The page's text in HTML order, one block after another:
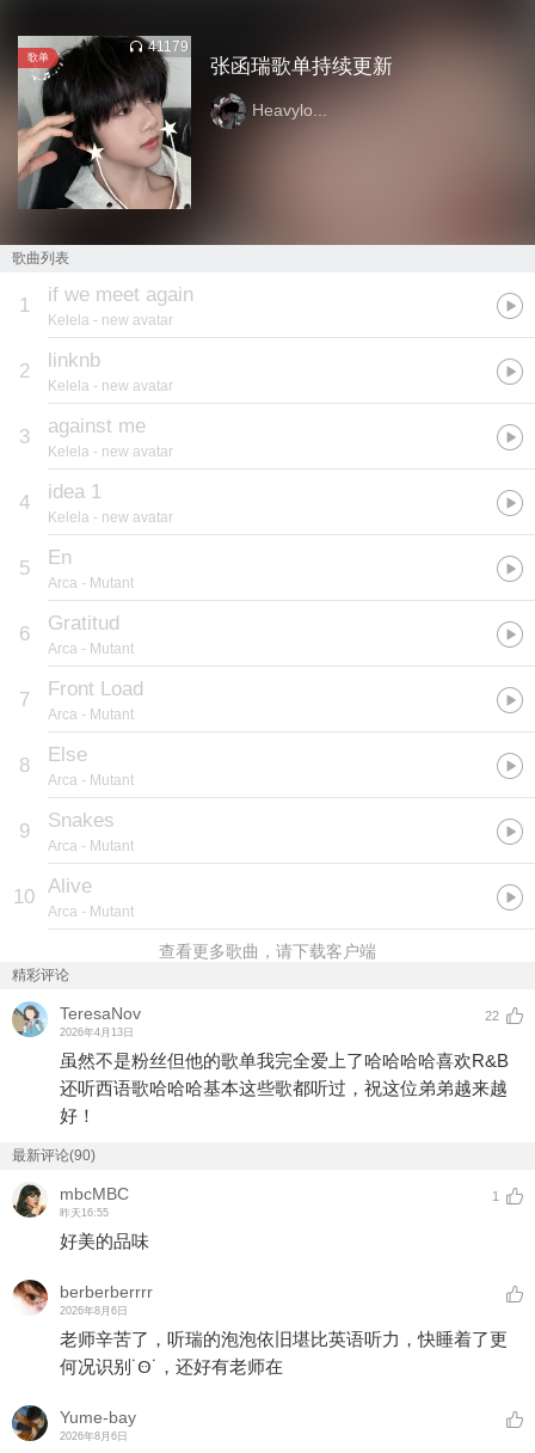
歌单
41179
张函瑞歌单持续更新
Heavylo...
歌曲列表
1 if we meet again
Kelela - new avatar
2 linknb
Kelela - new avatar
3 against me
Kelela - new avatar
4 idea 1
Kelela - new avatar
5 En
Arca - Mutant
6 Gratitud
Arca - Mutant
7 Front Load
Arca - Mutant
8 Else
Arca - Mutant
9 Snakes
Arca - Mutant
10 Alive
Arca - Mutant
查看更多歌曲，请下载客户端
精彩评论
TeresaNov
2026年4月13日
22
虽然不是粉丝但他的歌单我完全爱上了哈哈哈哈喜欢R&B
还听西语歌哈哈哈基本这些歌都听过，祝这位弟弟越来越
好！
最新评论(90)
mbcMBC
昨天16:55
1
好美的品味
berberberrrr
2026年8月6日
老师辛苦了，听瑞的泡泡依旧堪比英语听力，快睡着了更
何况识别˙Ꙫ˙，还好有老师在
Yume-bay
2026年8月6日